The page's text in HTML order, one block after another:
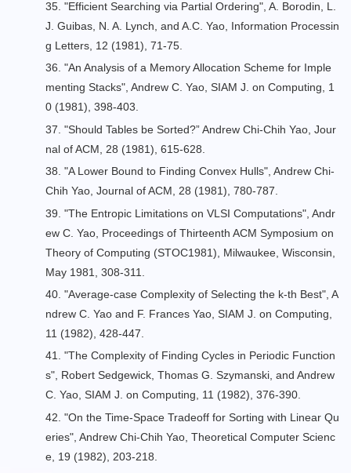
35. "Efficient Searching via Partial Ordering", A. Borodin, L.
J. Guibas, N. A. Lynch, and A.C. Yao, Information Processin
g Letters, 12 (1981), 71-75.
36. "An Analysis of a Memory Allocation Scheme for Imple
menting Stacks", Andrew C. Yao, SIAM J. on Computing, 1
0 (1981), 398-403.
37. "Should Tables be Sorted?” Andrew Chi-Chih Yao, Jour
nal of ACM, 28 (1981), 615-628.
38. "A Lower Bound to Finding Convex Hulls", Andrew Chi-
Chih Yao, Journal of ACM, 28 (1981), 780-787.
39. "The Entropic Limitations on VLSI Computations", Andr
ew C. Yao, Proceedings of Thirteenth ACM Symposium on
Theory of Computing (STOC1981), Milwaukee, Wisconsin,
May 1981, 308-311.
40. "Average-case Complexity of Selecting the k-th Best", A
ndrew C. Yao and F. Frances Yao, SIAM J. on Computing,
11 (1982), 428-447.
41. "The Complexity of Finding Cycles in Periodic Function
s", Robert Sedgewick, Thomas G. Szymanski, and Andrew
C. Yao, SIAM J. on Computing, 11 (1982), 376-390.
42. "On the Time-Space Tradeoff for Sorting with Linear Qu
eries", Andrew Chi-Chih Yao, Theoretical Computer Scienc
e, 19 (1982), 203-218.